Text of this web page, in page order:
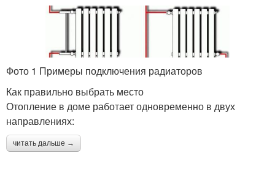
Фото 1 Примеры подключения радиаторов
Как правильно выбрать место
Отопление в доме работает одновременно в двух
направлениях:
читать дальше →